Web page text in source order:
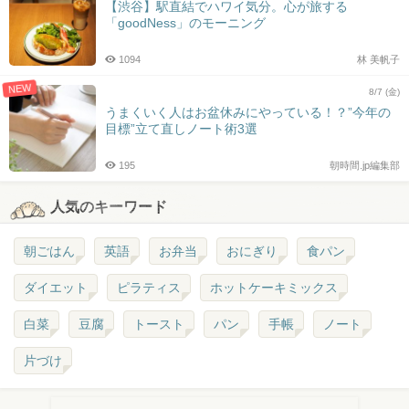
【渋谷】駅直結でハワイ気分。心が旅する
「goodNess」のモーニング
林 美帆子
1094
NEW 8/7 (金)
うまくいく人はお盆休みにやっている！？”今年の
目標”立て直しノート術3選
朝時間.jp編集部
195
人気のキーワード
朝ごはん 英語 お弁当 おにぎり 食パン
ダイエット ピラティス ホットケーキミックス
白菜 豆腐 トースト パン 手帳 ノート
片づけ